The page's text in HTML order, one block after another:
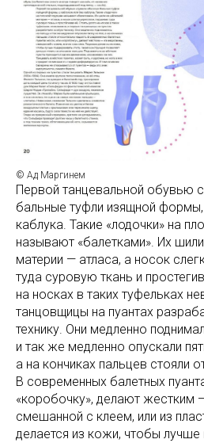
© Ад Маргинем
Первой танцевальной обувью
бальные туфли изящной
каблука. Такие «лодочки» на
называют «балетками». Их
материи — атласа, а носок
туда суровую ткань и
на носках в таких туфельках
танцовщицы на пуантах
технику. Они медленно
и так же медленно опускали
а на кончиках пальцев стояли
В современных балетных
«коробочку», делают жестким
смешанной с клеем, или из
делается из кожи, чтобы